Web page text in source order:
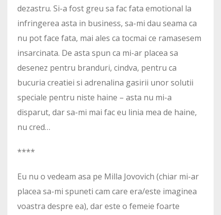
dezastru. Si-a fost greu sa fac fata emotional la
infringerea asta in business, sa-mi dau seama ca
nu pot face fata, mai ales ca tocmai ce ramasesem
insarcinata. De asta spun ca mi-ar placea sa
desenez pentru branduri, cindva, pentru ca
bucuria creatiei si adrenalina gasirii unor solutii
speciale pentru niste haine – asta nu mi-a
disparut, dar sa-mi mai fac eu linia mea de haine,
nu cred…
****
Eu nu o vedeam asa pe Milla Jovovich (chiar mi-ar
placea sa-mi spuneti cam care era/este imaginea
voastra despre ea), dar este o femeie foarte